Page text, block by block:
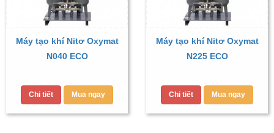
Máy tạo khí Nitơ Oxymat
N040 ECO
Chi tiết Mua ngay
Máy tạo khí Nitơ Oxymat
N225 ECO
Chi tiết Mua ngay